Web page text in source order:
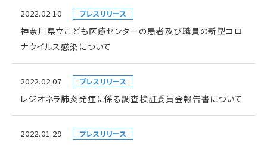
2022.02.10 プレスリリース
神奈川県立こども医療センターの患者及び職員の新型コロ
ナウイルス感染について
2022.02.07 プレスリリース
レジオネラ肺炎発症に係る調査検証委員会報告書について
2022.01.29 プレスリリース